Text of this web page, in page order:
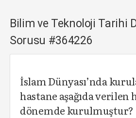
Bilim ve Teknoloji Tarihi
Sorusu #364226
İslam Dünyası’nda
hastane aşağıda verilen
dönemde kurulmuştur?